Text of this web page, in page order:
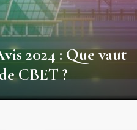
2024 : Que vaut
CBET ?